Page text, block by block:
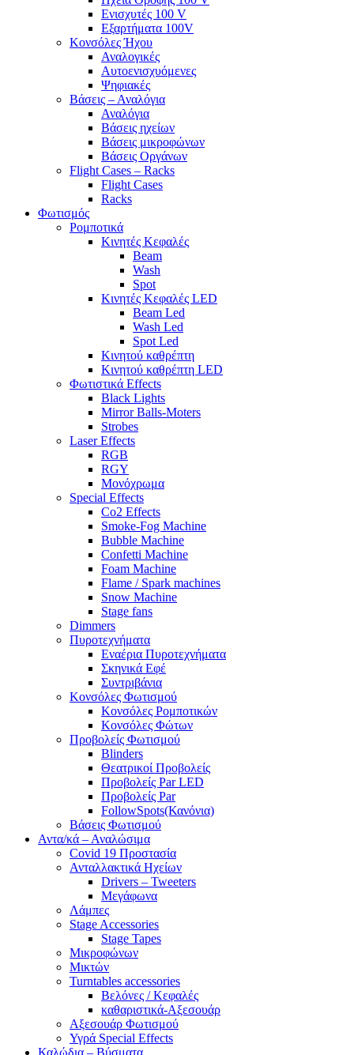
Ενισχυτές 100 V
Εξαρτήματα 100V
Κονσόλες Ήχου
Αναλογικές
Αυτοενισχυόμενες
Ψηφιακές
Βάσεις – Αναλόγια
Αναλόγια
Βάσεις ηχείων
Βάσεις μικροφώνων
Βάσεις Οργάνων
Flight Cases – Racks
Flight Cases
Racks
Φωτισμός
Ρομποτικά
Κινητές Κεφαλές
Beam
Wash
Spot
Κινητές Κεφαλές LED
Beam Led
Wash Led
Spot Led
Κινητού καθρέπτη
Κινητού καθρέπτη LED
Φωτιστικά Effects
Black Lights
Mirror Balls-Moters
Strobes
Laser Effects
RGB
RGY
Μονόχρωμα
Special Effects
Co2 Effects
Smoke-Fog Machine
Bubble Machine
Confetti Machine
Foam Machine
Flame / Spark machines
Snow Machine
Stage fans
Dimmers
Πυροτεχνήματα
Εναέρια Πυροτεχνήματα
Σκηνικά Εφέ
Συντριβάνια
Κονσόλες Φωτισμού
Κονσόλες Ρομποτικών
Κονσόλες Φώτων
Προβολείς Φωτισμού
Blinders
Θεατρικοί Προβολείς
Προβολείς Par LED
Προβολείς Par
FollowSpots(Κανόνια)
Βάσεις Φωτισμού
Αντα/κά – Αναλώσιμα
Covid 19 Προστασία
Ανταλλακτικά Ηχείων
Drivers – Tweeters
Μεγάφωνα
Λάμπες
Stage Accessories
Stage Tapes
Μικροφώνων
Μικτών
Turntables accessories
Βελόνες / Κεφαλές
καθαριστικά-Αξεσουάρ
Αξεσουάρ Φωτισμού
Υγρά Special Effects
Καλώδια – Βύσματα